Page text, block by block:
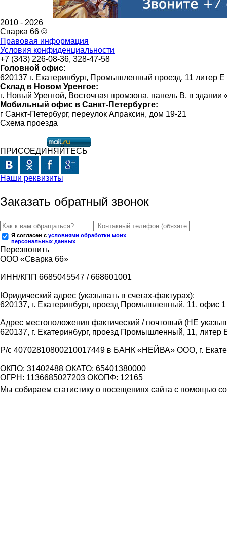
2010 - 2026
Сварка 66 ©
Правовая информация
Условия конфиденциальности
+7 (343) 226-08-36, 328-47-58
Головной офис:
620137 г. Екатеринбург, Промышленный проезд, 11 литер Е
Склад в Новом Уренгое:
г. Новый Уренгой, Восточная промзона, панель В, в
Мобильный офис в Санкт-Петербурге:
г Санкт-Петербург, переулок Апраксин, дом 19-21
Схема проезда
ПРИСОЕДИНЯЙТЕСЬ
Наши реквизиты
Заказать обратный звонок
Я согласен с условиями обработки моих
персональных данных
Перезвонить
ООО «Сварка 66»
ИНН/КПП 6685045547 / 668601001
Юридический адрес (указывать в счетах-фактурах):
620137, г. Екатеринбург, проезд Промышленный, 11, офис 1
Адрес местоположения фактический / почтовый (НЕ
620137, г. Екатеринбург, проезд Промышленный, 11, литер
Р/с 40702810800210017449 в БАНК «НЕЙВА» ООО, г.
ОКПО: 31402488 ОКАТО: 65401380000
ОГРН: 1136685027203 ОКОПФ: 12165
Мы собираем статистику о посещениях сайта с помощью